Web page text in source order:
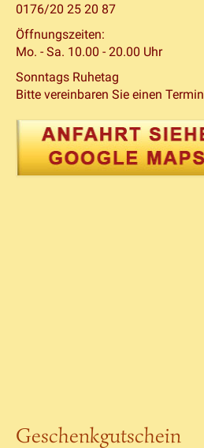
0176/20 25 20 87
Öffnungszeiten:
Mo. - Sa. 10.00 - 20.00 Uhr
Sonntags Ruhetag
Bitte vereinbaren Sie einen Termin
Geschenkgutschein